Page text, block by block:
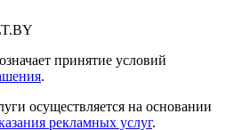
принятие условий
.
осуществляется на основании
рекламных услуг.